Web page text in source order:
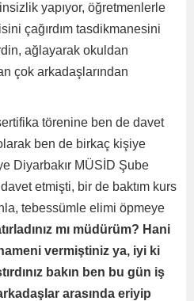
yapıyor, öğretmenlerle
çağırdım tasdikmanesini
ağlayarak okuldan
çok arkadaşlarından
törenine ben de davet
ben de birkaç kişiye
Diyarbakır MÜSİD Şube
etmişti, bir de baktım kurs
tebessümle elimi öpmeye
mı müdürüm? Hani
vermiştiniz ya, iyi ki
bakın ben bu gün iş
arasında eriyip